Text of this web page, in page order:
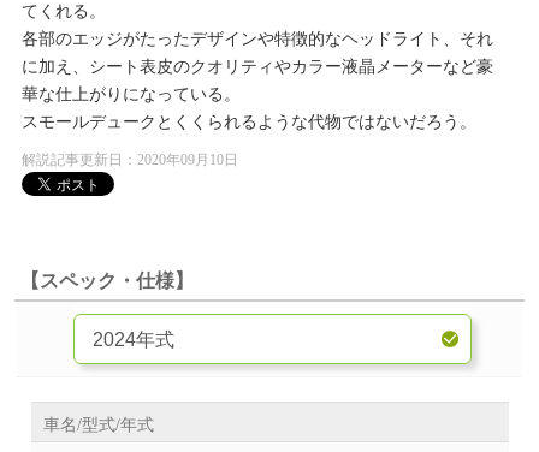
てくれる。
各部のエッジがたったデザインや特徴的なヘッドライト、それ
に加え、シート表皮のクオリティやカラー液晶メーターなど豪
華な仕上がりになっている。
スモールデュークとくくられるような代物ではないだろう。
解説記事更新日：2020年09月10日
【スペック・仕様】
車名/型式/年式